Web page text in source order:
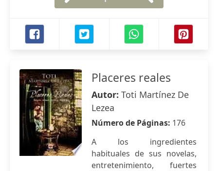
Placeres reales
Autor: Toti Martínez De
Lezea
Número de Páginas: 176
A los ingredientes
habituales de sus novelas,
entretenimiento, fuertes